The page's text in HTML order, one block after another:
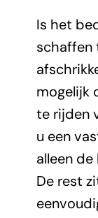
Is het
schaffen
mogelijk
te rijden
u een
alleen
De rest